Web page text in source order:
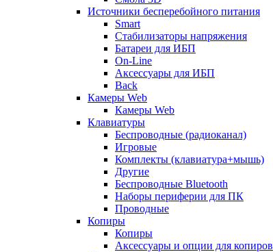
Источники бесперебойного питания
Smart
Стабилизаторы напряжения
Батареи для ИБП
On-Line
Аксессуары для ИБП
Back
Камеры Web
Камеры Web
Клавиатуры
Беспроводные (радиоканал)
Игровые
Комплекты (клавиатура+мышь)
Другие
Беспроводные Bluetooth
Наборы периферии для ПК
Проводные
Копиры
Копиры
Аксессуары и опции для копиров